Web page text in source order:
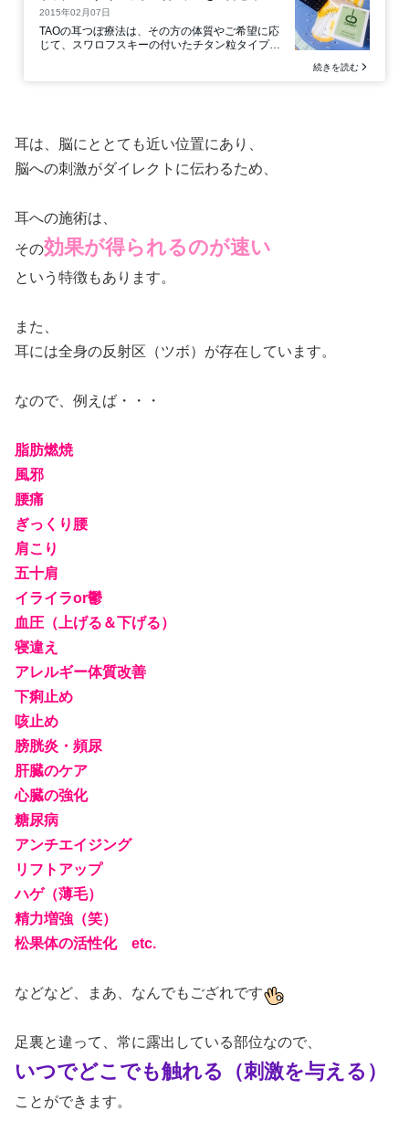
耳は、脳にととても近い位置にあり、
脳への刺激がダイレクトに伝わるため、
耳への施術は、
その効果が得られるのが速い
という特徴もあります。
また、
耳には全身の反射区（ツボ）が存在しています。
なので、例えば・・・
脂肪燃焼
風邪
腰痛
ぎっくり腰
肩こり
五十肩
イライラor鬱
血圧（上げる＆下げる）
寝違え
アレルギー体質改善
下痢止め
咳止め
膀胱炎・頻尿
肝臓のケア
心臓の強化
糖尿病
アンチエイジング
リフトアップ
ハゲ（薄毛）
精力増強（笑）
松果体の活性化 etc.
などなど、まあ、なんでもござれです
足裏と違って、常に露出している部位なので、
いつでどこでも触れる（刺激を与える）
ことができます。